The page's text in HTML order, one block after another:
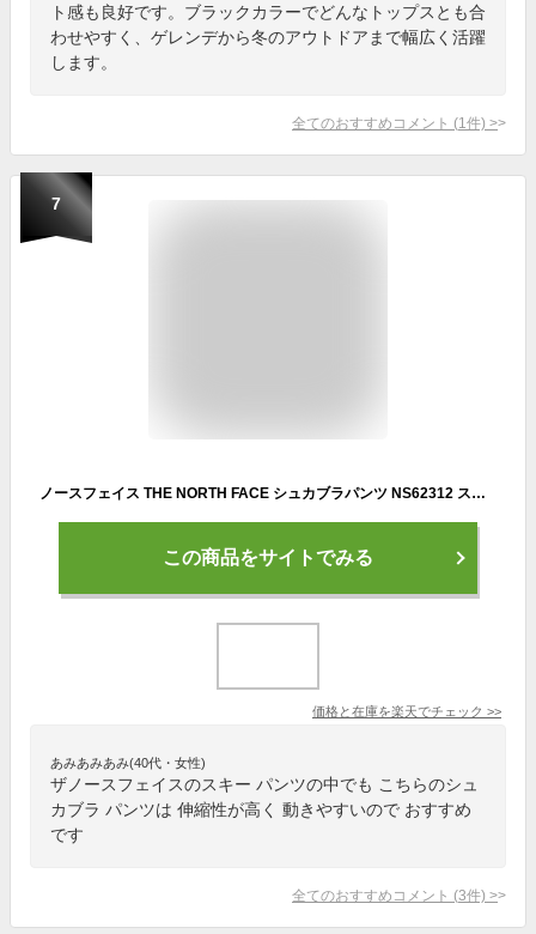
ト感も良好です。ブラックカラーでどんなトップスとも合
わせやすく、ゲレンデから冬のアウトドアまで幅広く活躍
します。
全てのおすすめコメント (1 件) >
7
ノースフェイス THE NORTH FACE シュカブラパンツ NS62312 スノーボード パンツ 防水 透湿 メンズ
この商品をサイトでみる
価格と在庫を楽天でチェック >>
あみあみあみ(40代・女性)
ザノースフェイスのスキー パンツの中でも こちらのシュ
カブラ パンツは 伸縮性が高く 動きやすいので おすすめ
です
全てのおすすめコメント (3件) >